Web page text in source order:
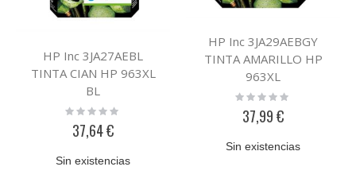
HP Inc 3JA27AEBL
TINTA CIAN HP 963XL
BL
Rating:
37,64 €
Sin existencias
HP Inc 3JA29AEBGY
TINTA AMARILLO HP
963XL
Rating:
37,99 €
Sin existencias